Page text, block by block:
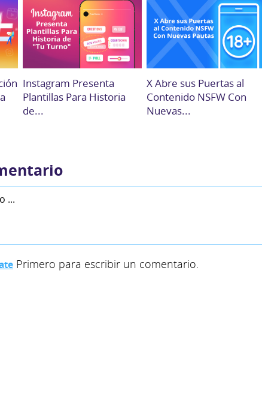
Instagram Presenta
Plantillas Para Historia
de...
X Abre sus Puertas al
Contenido NSFW Con
Nuevas...
Primero para escribir un comentario.